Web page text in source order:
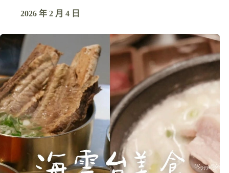
2026 年 2 月 4 日